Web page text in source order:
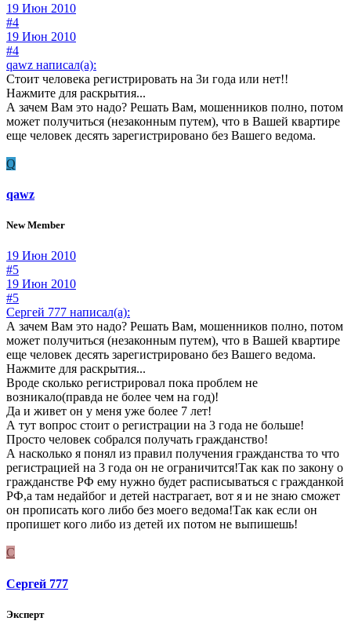
19 Июн 2010
#4
19 Июн 2010
#4
qawz написал(а):
Стоит человека регистрировать на 3и года или нет!!
Нажмите для раскрытия...
А зачем Вам это надо? Решать Вам, мошенников полно, потом
может получиться (незаконным путем), что в Вашей квартире
еще человек десять зарегистрировано без Вашего ведома.
Q
qawz
New Member
19 Июн 2010
#5
19 Июн 2010
#5
Сергей 777 написал(а):
А зачем Вам это надо? Решать Вам, мошенников полно, потом
может получиться (незаконным путем), что в Вашей квартире
еще человек десять зарегистрировано без Вашего ведома.
Нажмите для раскрытия...
Вроде сколько регистрировал пока проблем не
возникало(правда не более чем на год)!
Да и живет он у меня уже более 7 лет!
А тут вопрос стоит о регистрации на 3 года не больше!
Просто человек собрался получать гражданство!
А насколько я понял из правил получения гражданства то что
регистрацией на 3 года он не ограничится!Так как по закону о
гражданстве РФ ему нужно будет расписываться с гражданкой
РФ,а там недайбог и детей настрагает, вот я и не знаю сможет
он прописать кого либо без моего ведома!Так как если он
пропишет кого либо из детей их потом не выпишешь!
С
Сергей 777
Эксперт